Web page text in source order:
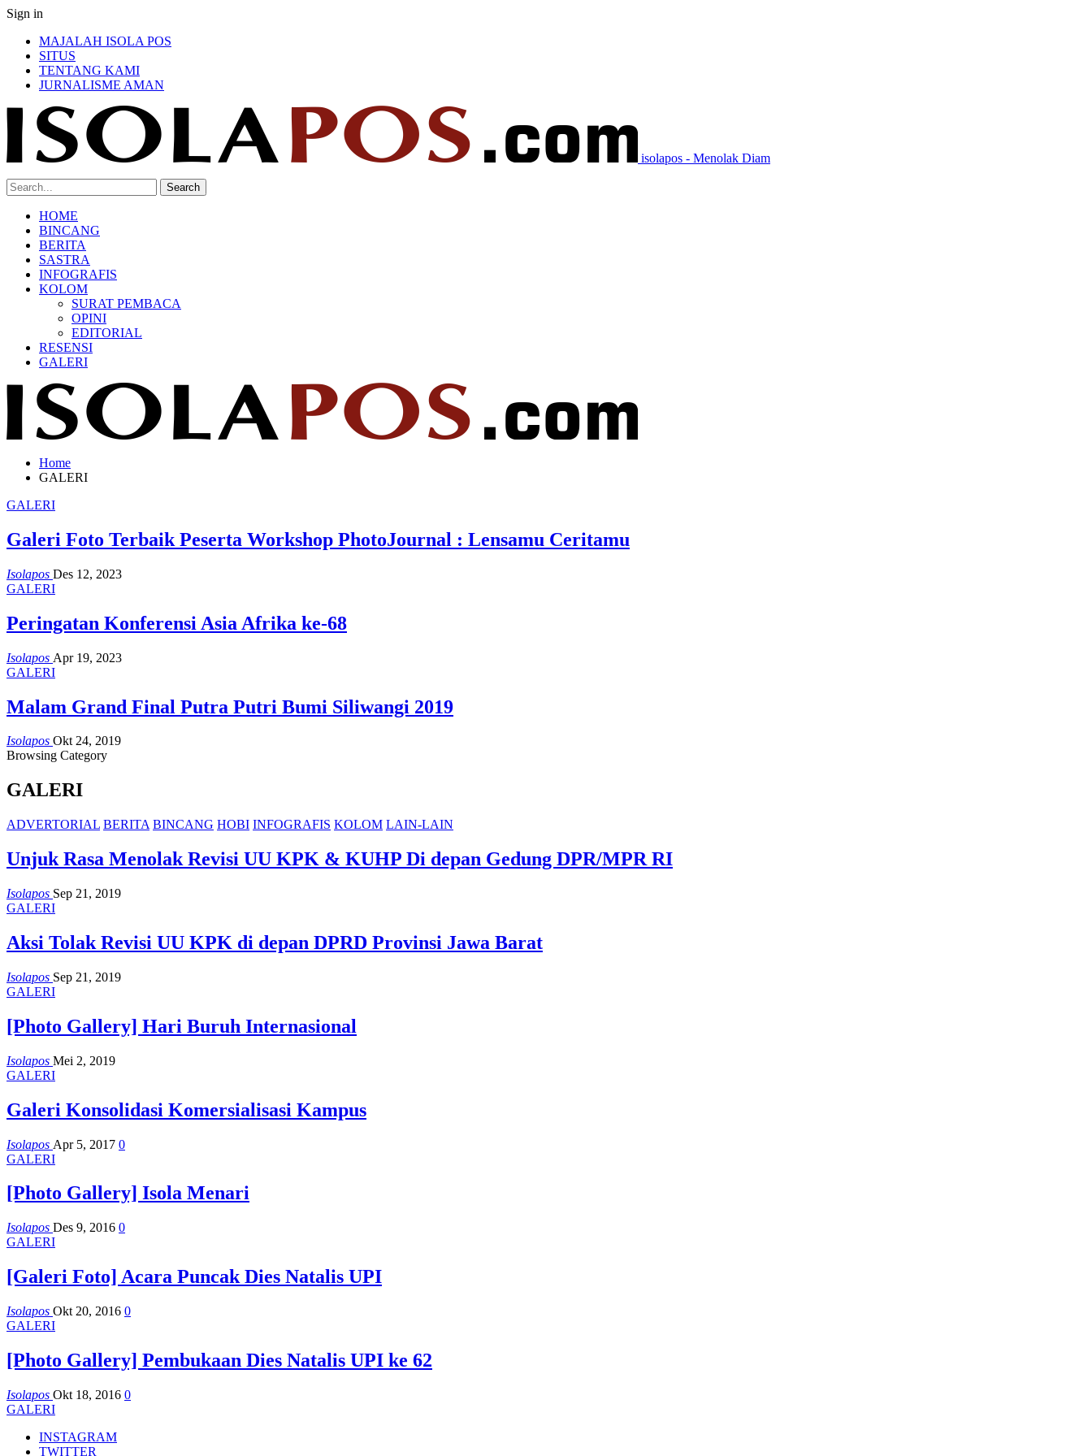
Sign in
MAJALAH ISOLA POS
SITUS
TENTANG KAMI
JURNALISME AMAN
isolapos - Menolak Diam
HOME
BINCANG
BERITA
SASTRA
INFOGRAFIS
KOLOM
SURAT PEMBACA
OPINI
EDITORIAL
RESENSI
GALERI
Home
GALERI
GALERI
Galeri Foto Terbaik Peserta Workshop PhotoJournal : Lensamu Ceritamu
Isolapos Des 12, 2023
GALERI
Peringatan Konferensi Asia Afrika ke-68
Isolapos Apr 19, 2023
GALERI
Malam Grand Final Putra Putri Bumi Siliwangi 2019
Isolapos Okt 24, 2019
Browsing Category
GALERI
ADVERTORIAL BERITA BINCANG HOBI INFOGRAFIS KOLOM LAIN-LAIN
Unjuk Rasa Menolak Revisi UU KPK & KUHP Di depan Gedung DPR/MPR RI
Isolapos Sep 21, 2019
GALERI
Aksi Tolak Revisi UU KPK di depan DPRD Provinsi Jawa Barat
Isolapos Sep 21, 2019
GALERI
[Photo Gallery] Hari Buruh Internasional
Isolapos Mei 2, 2019
GALERI
Galeri Konsolidasi Komersialisasi Kampus
Isolapos Apr 5, 2017 0
GALERI
[Photo Gallery] Isola Menari
Isolapos Des 9, 2016 0
GALERI
[Galeri Foto] Acara Puncak Dies Natalis UPI
Isolapos Okt 20, 2016 0
GALERI
[Photo Gallery] Pembukaan Dies Natalis UPI ke 62
Isolapos Okt 18, 2016 0
GALERI
INSTAGRAM
TWITTER